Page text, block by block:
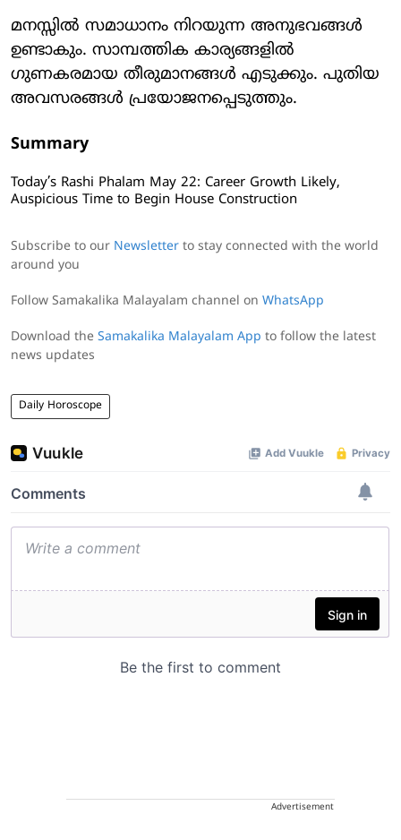
മനസ്സിൽ സമാധാനം നിറയുന്ന അനുഭവങ്ങൾ
ഉണ്ടാകും. സാമ്പത്തിക കാര്യങ്ങളിൽ
ഗുണകരമായ തീരുമാനങ്ങൾ എടുക്കും. പുതിയ
അവസരങ്ങൾ പ്രയോജനപ്പെടുത്തും.
Summary
Today’s Rashi Phalam May 22: Career Growth Likely,
Auspicious Time to Begin House Construction
Subscribe to our Newsletter to stay connected with the world
around you
Follow Samakalika Malayalam channel on WhatsApp
Download the Samakalika Malayalam App to follow the latest
news updates
Daily Horoscope
Advertisement